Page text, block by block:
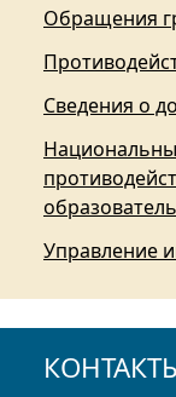
Обращения
Сведения о
Управление